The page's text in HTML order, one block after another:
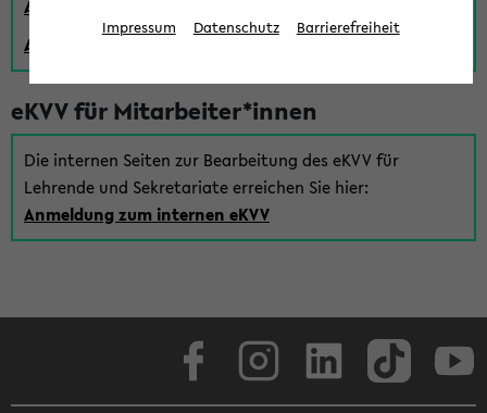
Anmeldung über einen vorhandenen Gastzugang
Anlegen eines neuen Gastzugangs
eKVV für Mitarbeiter*innen
Die internen Seiten zur Bearbeitung des eKVV für
Lehrende und Sekretariate erreichen Sie hier:
Anmeldung zum internen eKVV
Impressum Datenschutz Barrierefreiheit